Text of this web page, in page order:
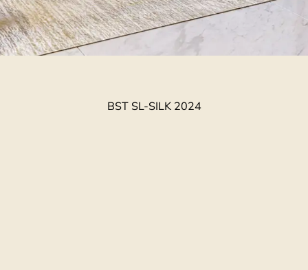
BST SL-SILK 2024